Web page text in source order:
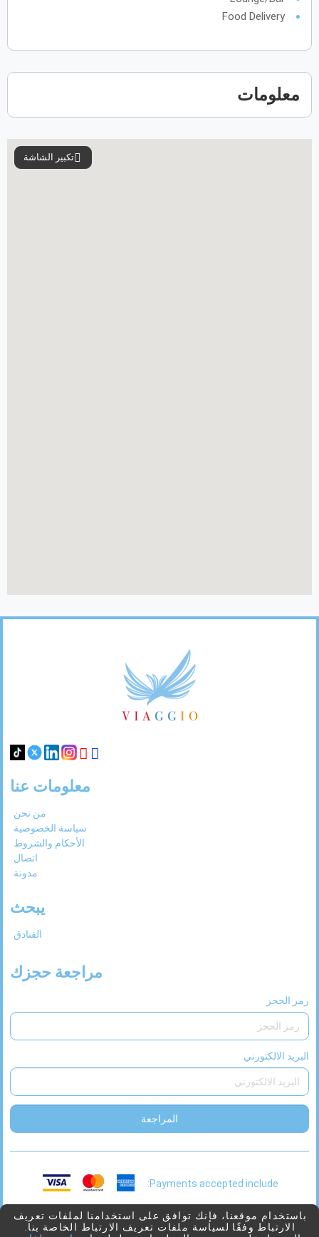
Food Delivery
معلومات
تكبير الشاشة
معلومات عنا
من نحن
سياسة الخصوصية
الأحكام والشروط
اتصال
مدونة
يبحث
الفنادق
مراجعة حجزك
رمز الحجز
البريد الالكتورني
المراجعة
Payments accepted include:
2026 © Viaggio بدعم منJuniper
This
link
باستخدام موقعنا، فإنك توافق على استخدامنا لملفات تعريف
الارتباط وفقًا لسياسة ملفات تعريف الارتباط الخاصة بنا.